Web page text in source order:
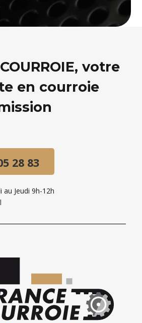
votre
en courroie
28 83
au Jeudi 9h-12h